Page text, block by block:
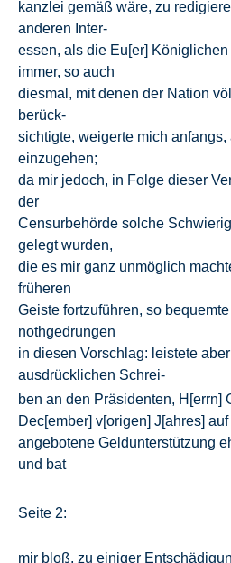
kanzlei gemäß wäre, zu
anderen Inter-
essen, als die Eu[er]
immer, so auch
diesmal, mit denen der Nation
berück-
sichtigte, weigerte mich
einzugehen;
da mir jedoch, in Folge dieser
der
Censurbehörde solche
gelegt wurden,
die es mir ganz unmöglich
früheren
Geiste fortzuführen, so
nothgedrungen
in diesen Vorschlag: leistete
ausdrücklichen Schrei-
ben an den Präsidenten, H[errn]
Dec[ember] v[origen] J[ahres]
angebotene Geldunterstützung
und bat
Seite 2:
mir bloß, zu einiger